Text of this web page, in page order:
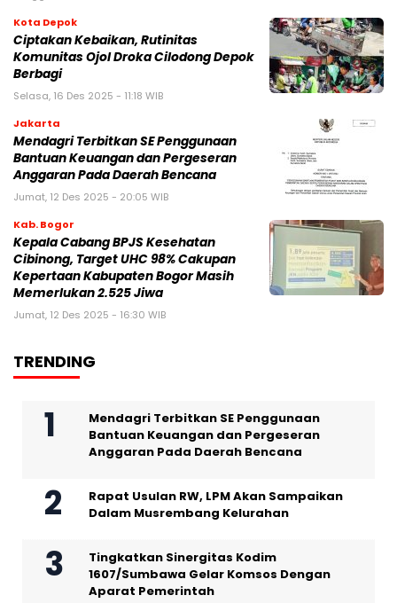
Kota Depok
Ciptakan Kebaikan, Rutinitas
Komunitas Ojol Droka Cilodong Depok
Berbagi
Selasa, 16 Des 2025 - 11:18 WIB
Jakarta
Mendagri Terbitkan SE Penggunaan
Bantuan Keuangan dan Pergeseran
Anggaran Pada Daerah Bencana
Jumat, 12 Des 2025 - 20:05 WIB
Kab. Bogor
Kepala Cabang BPJS Kesehatan
Cibinong, Target UHC 98% Cakupan
Kepertaan Kabupaten Bogor Masih
Memerlukan 2.525 Jiwa
Jumat, 12 Des 2025 - 16:30 WIB
TRENDING
Mendagri Terbitkan SE Penggunaan
Bantuan Keuangan dan Pergeseran
Anggaran Pada Daerah Bencana
Rapat Usulan RW, LPM Akan Sampaikan
Dalam Musrembang Kelurahan
Tingkatkan Sinergitas Kodim
1607/Sumbawa Gelar Komsos Dengan
Aparat Pemerintah